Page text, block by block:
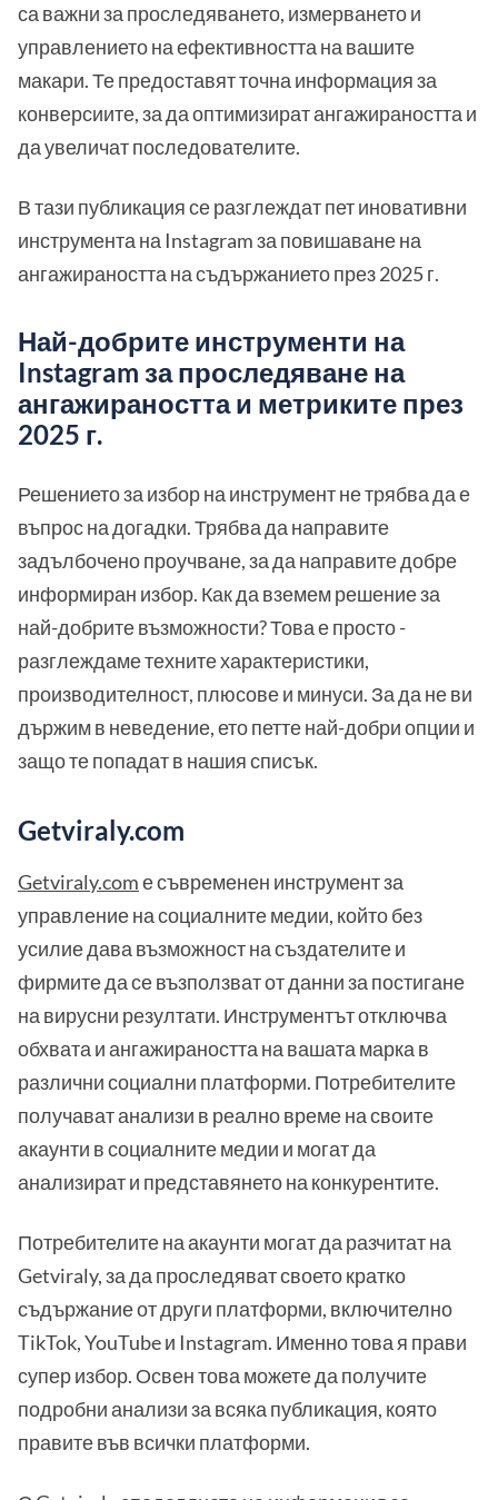
са важни за проследяването, измерването и
управлението на ефективността на вашите
макари. Те предоставят точна информация за
конверсиите, за да оптимизират ангажираността и
да увеличат последователите.
В тази публикация се разглеждат пет иновативни
инструмента на Instagram за повишаване на
ангажираността на съдържанието през 2025 г.
Най-добрите инструменти на
Instagram за проследяване на
ангажираността и метриките през
2025 г.
Решението за избор на инструмент не трябва да е
въпрос на догадки. Трябва да направите
задълбочено проучване, за да направите добре
информиран избор. Как да вземем решение за
най-добрите възможности? Това е просто -
разглеждаме техните характеристики,
производителност, плюсове и минуси. За да не ви
държим в неведение, ето петте най-добри опции и
защо те попадат в нашия списък.
Getviraly.com
Getviraly.comе съвременен инструмент за
управление на социалните медии, който без
усилие дава възможност на създателите и
фирмите да се възползват от данни за постигане
на вирусни резултати. Инструментът отключва
обхвата и ангажираността на вашата марка в
различни социални платформи. Потребителите
получават анализи в реално време на своите
акаунти в социалните медии и могат да
анализират и представянето на конкурентите.
Потребителите на акаунти могат да разчитат на
Getviraly, за да проследяват своето кратко
съдържание от други платформи, включително
TikTok, YouTube и Instagram. Именно това я прави
супер избор. Освен това можете да получите
подробни анализи за всяка публикация, която
правите във всички платформи.